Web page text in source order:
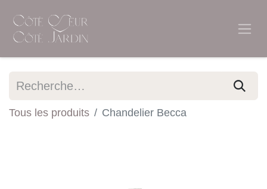
Tous les produits Chandelier Becca